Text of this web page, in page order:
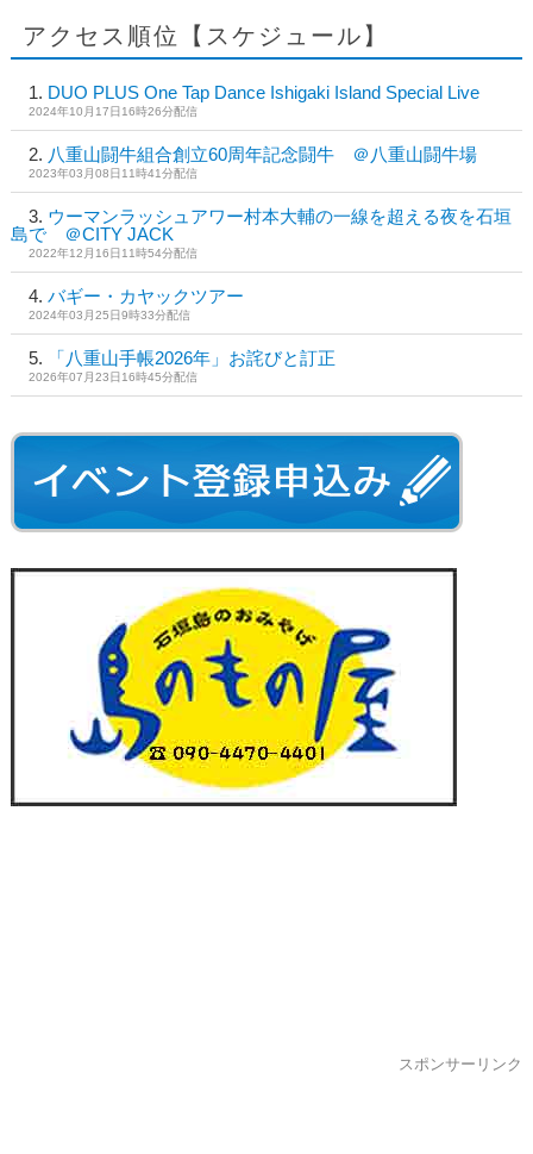
アクセス順位【スケジュール】
DUO PLUS One Tap Dance Ishigaki Island Special Live
2024年10月17日16時26分配信
八重山闘牛組合創立60周年記念闘牛 ＠八重山闘牛場
2023年03月08日11時41分配信
ウーマンラッシュアワー村本大輔の一線を超える夜を石垣
島で ＠CITY JACK
2022年12月16日11時54分配信
バギー・カヤックツアー
2024年03月25日9時33分配信
「八重山手帳2026年」お詫びと訂正
2026年07月23日16時45分配信
スポンサーリンク